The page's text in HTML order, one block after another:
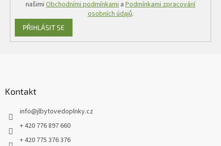
našimi Obchodními podmínkami a Podmínkami zpracování
osobních údajů.
PŘIHLÁSIT SE
Kontakt
info@jlbytovedoplnky.cz
+ 420 776 897 660
+ 420 775 376 376